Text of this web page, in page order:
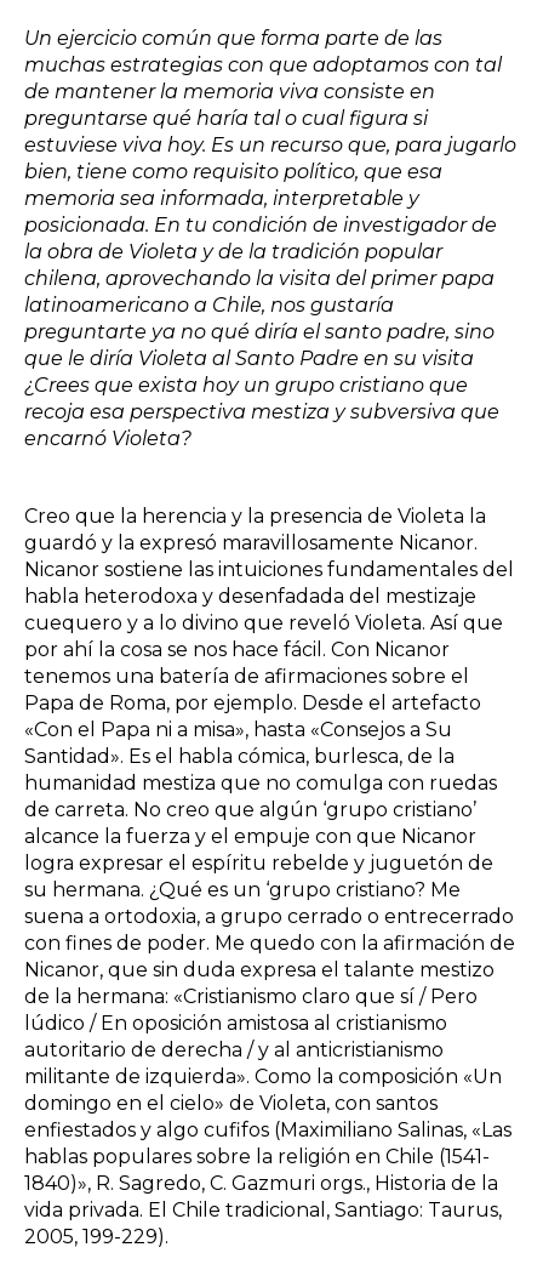
Un ejercicio común que forma parte de las
muchas estrategias con que adoptamos con tal
de mantener la memoria viva consiste en
preguntarse qué haría tal o cual figura si
estuviese viva hoy. Es un recurso que, para jugarlo
bien, tiene como requisito político, que esa
memoria sea informada, interpretable y
posicionada. En tu condición de investigador de
la obra de Violeta y de la tradición popular
chilena, aprovechando la visita del primer papa
latinoamericano a Chile, nos gustaría
preguntarte ya no qué diría el santo padre, sino
que le diría Violeta al Santo Padre en su visita
¿Crees que exista hoy un grupo cristiano que
recoja esa perspectiva mestiza y subversiva que
encarnó Violeta?
Creo que la herencia y la presencia de Violeta la
guardó y la expresó maravillosamente Nicanor.
Nicanor sostiene las intuiciones fundamentales del
habla heterodoxa y desenfadada del mestizaje
cuequero y a lo divino que reveló Violeta. Así que
por ahí la cosa se nos hace fácil. Con Nicanor
tenemos una batería de afirmaciones sobre el
Papa de Roma, por ejemplo. Desde el artefacto
«Con el Papa ni a misa», hasta «Consejos a Su
Santidad». Es el habla cómica, burlesca, de la
humanidad mestiza que no comulga con ruedas
de carreta. No creo que algún ‘grupo cristiano’
alcance la fuerza y el empuje con que Nicanor
logra expresar el espíritu rebelde y juguetón de
su hermana. ¿Qué es un ‘grupo cristiano? Me
suena a ortodoxia, a grupo cerrado o entrecerrado
con fines de poder. Me quedo con la afirmación de
Nicanor, que sin duda expresa el talante mestizo
de la hermana: «Cristianismo claro que sí / Pero
lúdico / En oposición amistosa al cristianismo
autoritario de derecha / y al anticristianismo
militante de izquierda». Como la composición «Un
domingo en el cielo» de Violeta, con santos
enfiestados y algo cufifos (Maximiliano Salinas, «Las
hablas populares sobre la religión en Chile (1541-
1840)», R. Sagredo, C. Gazmuri orgs., Historia de la
vida privada. El Chile tradicional, Santiago: Taurus,
2005, 199-229).